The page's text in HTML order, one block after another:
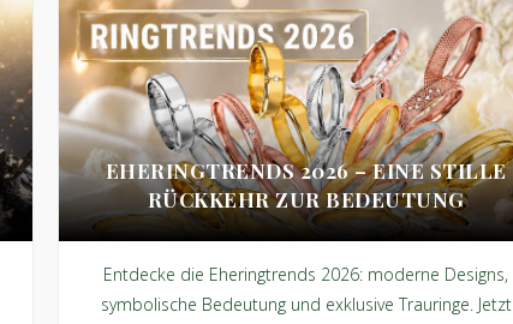
EHERINGTRENDS 2026 – EINE STILLE
RÜCKKEHR ZUR BEDEUTUNG
Entdecke die Eheringtrends 2026: moderne Designs,
symbolische Bedeutung und exklusive Trauringe. Jetzt